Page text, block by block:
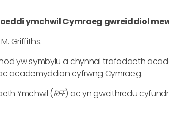
ymchwil Cymraeg gwreiddiol
Griffiths.
yw symbylu a chynnal trafodaeth
academyddion cyfrwng Cymraeg.
Ymchwil (REF) ac yn gweithredu